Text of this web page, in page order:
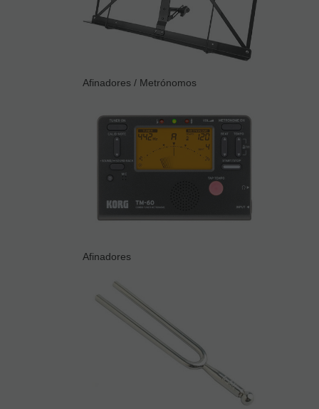
Afinadores / Metrónomos
Afinadores